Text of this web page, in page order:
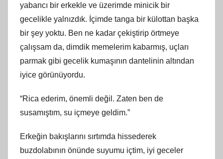
yabancı bir erkekle ve üzerimde minicik bir
gecelikle yalnızdık. İçimde tanga bir külottan başka
bir şey yoktu. Ben ne kadar çekiştirip örtmeye
çalışsam da, dimdik memelerim kabarmış, uçları
parmak gibi gecelik kumaşının dantelinin altından
iyice görünüyordu.
“Rica ederim, önemli değil. Zaten ben de
susamıştım, su içmeye geldim.”
Erkeğin bakışlarını sırtımda hissederek
buzdolabının önünde suyumu içtim, iyi geceler